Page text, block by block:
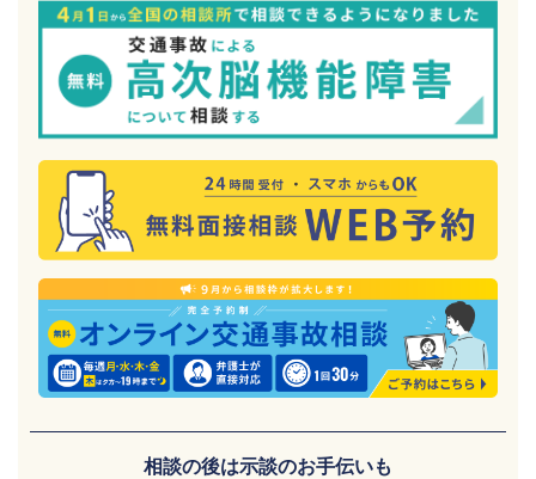
相談の後は示談のお手伝いも